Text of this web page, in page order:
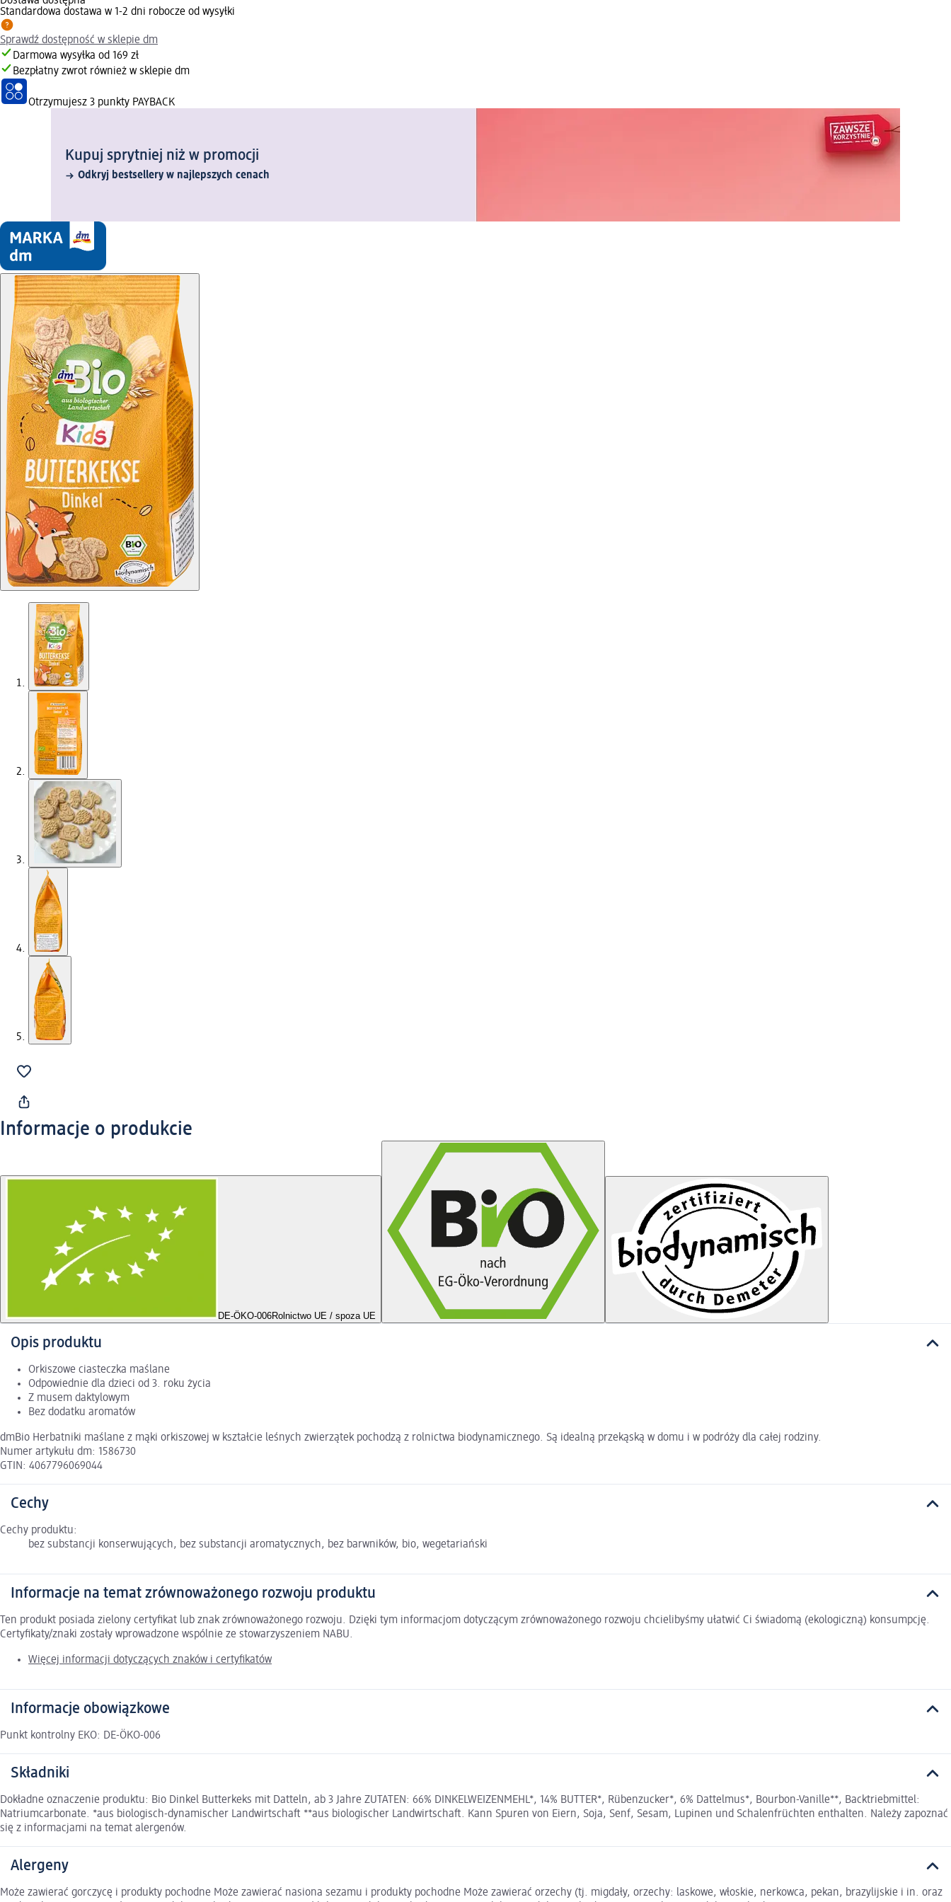
Standardowa dostawa w 1-2 dni robocze od wysyłki
Sprawdź dostępność w sklepie dm
Darmowa wysyłka od 169 zł
Bezpłatny zwrot również w sklepie dm
Otrzymujesz 3 punkty PAYBACK
Kupuj sprytniej niż w promocji
Odkryj bestsellery w najlepszych cenach
Informacje o produkcie
DE-ÖKO-006Rolnictwo UE / spoza UE
Opis produktu
Orkiszowe ciasteczka maślane
Odpowiednie dla dzieci od 3. roku życia
Z musem daktylowym
Bez dodatku aromatów
dmBio Herbatniki maślane z mąki orkiszowej w kształcie leśnych zwierzątek pochodzą z rolnictwa biodynamicznego. Są idealną przekąską w domu i w podróży dla całej rodziny.
Numer artykułu dm: 1586730
GTIN: 4067796069044
Cechy
Cechy produktu:
bez substancji konserwujących, bez substancji aromatycznych, bez barwników, bio, wegetariański
Informacje na temat zrównoważonego rozwoju produktu
Ten produkt posiada zielony certyfikat lub znak zrównoważonego rozwoju. Dzięki tym informacjom dotyczącym zrównoważonego rozwoju chcielibyśmy ułatwić Ci świadomą (ekologiczną) konsumpcję.
Certyfikaty/znaki zostały wprowadzone wspólnie ze stowarzyszeniem NABU.
Więcej informacji dotyczących znaków i certyfikatów
Informacje obowiązkowe
Punkt kontrolny EKO: DE-ÖKO-006
Składniki
Dokładne oznaczenie produktu: Bio Dinkel Butterkeks mit Datteln, ab 3 Jahre ZUTATEN: 66% DINKELWEIZENMEHL*, 14% BUTTER*, Rübenzucker*, 6% Dattelmus*, Bourbon-Vanille**, Backtriebmittel:
Natriumcarbonate. *aus biologisch-dynamischer Landwirtschaft **aus biologischer Landwirtschaft. Kann Spuren von Eiern, Soja, Senf, Sesam, Lupinen und Schalenfrüchten enthalten. Należy zapoznać
się z informacjami na temat alergenów.
Alergeny
Może zawierać gorczycę i produkty pochodne Może zawierać nasiona sezamu i produkty pochodne Może zawierać orzechy (tj. migdały, orzechy: laskowe, włoskie, nerkowca, pekan, brazylijskie i in. oraz